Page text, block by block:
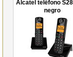
Alcatel teléfono
negro